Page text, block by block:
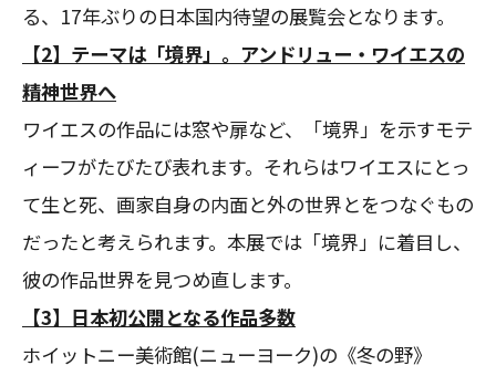
る、17年ぶりの日本国内待望の展覧会となります。
【2】テーマは「境界」。アンドリュー・ワイエスの
精神世界へ
ワイエスの作品には窓や扉など、「境界」を示すモテ
ィーフがたびたび表れます。それらはワイエスにとっ
て生と死、画家自身の内面と外の世界とをつなぐもの
だったと考えられます。本展では「境界」に着目し、
彼の作品世界を見つめ直します。
【3】日本初公開となる作品多数
ホイットニー美術館(ニューヨーク)の《冬の野》